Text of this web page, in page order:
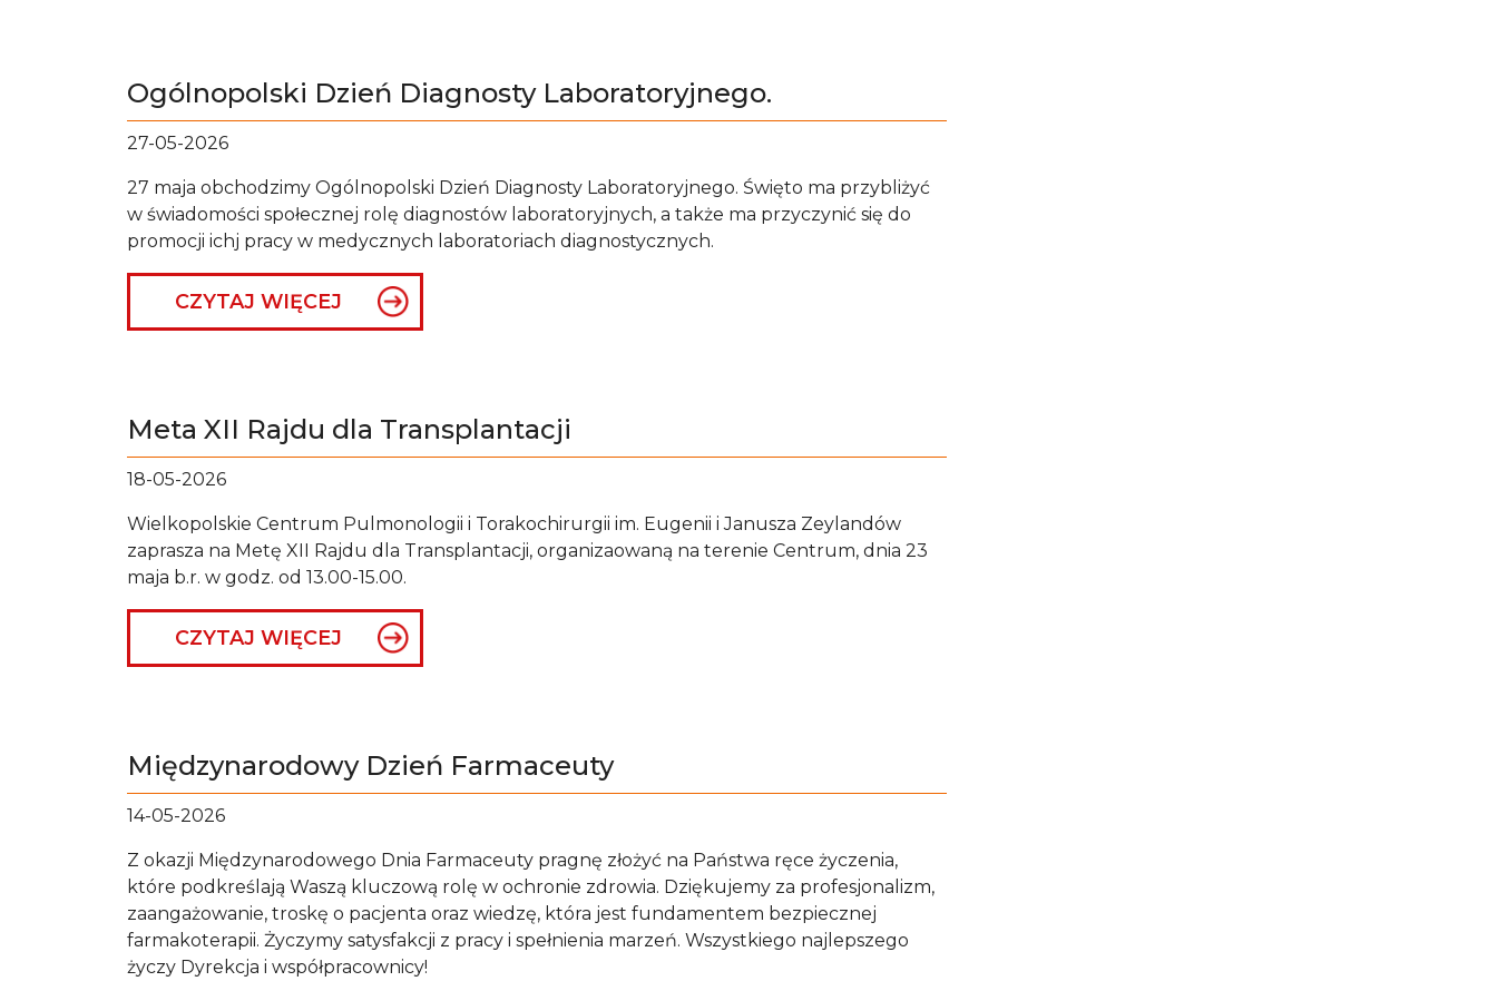
Ogólnopolski Dzień Diagnosty Laboratoryjnego.
27-05-2026
27 maja obchodzimy Ogólnopolski Dzień Diagnosty Laboratoryjnego. Święto ma przybliżyć
w świadomości społecznej rolę diagnostów laboratoryjnych, a także ma przyczynić się do
promocji ichj pracy w medycznych laboratoriach diagnostycznych.
CZYTAJ WIĘCEJ
Meta XII Rajdu dla Transplantacji
18-05-2026
Wielkopolskie Centrum Pulmonologii i Torakochirurgii im. Eugenii i Janusza Zeylandów
zaprasza na Metę XII Rajdu dla Transplantacji, organizaowaną na terenie Centrum, dnia 23
maja b.r. w godz. od 13.00-15.00.
CZYTAJ WIĘCEJ
Międzynarodowy Dzień Farmaceuty
14-05-2026
Z okazji Międzynarodowego Dnia Farmaceuty pragnę złożyć na Państwa ręce życzenia,
które podkreślają Waszą kluczową rolę w ochronie zdrowia. Dziękujemy za profesjonalizm,
zaangażowanie, troskę o pacjenta oraz wiedzę, która jest fundamentem bezpiecznej
farmakoterapii. Życzymy satysfakcji z pracy i spełnienia marzeń. Wszystkiego najlepszego
życzy Dyrekcja i współpracownicy!